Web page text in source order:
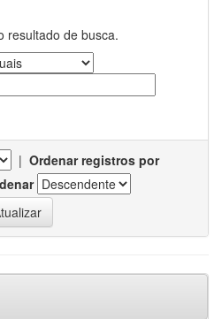
resultado de busca.
| Ordenar registros por